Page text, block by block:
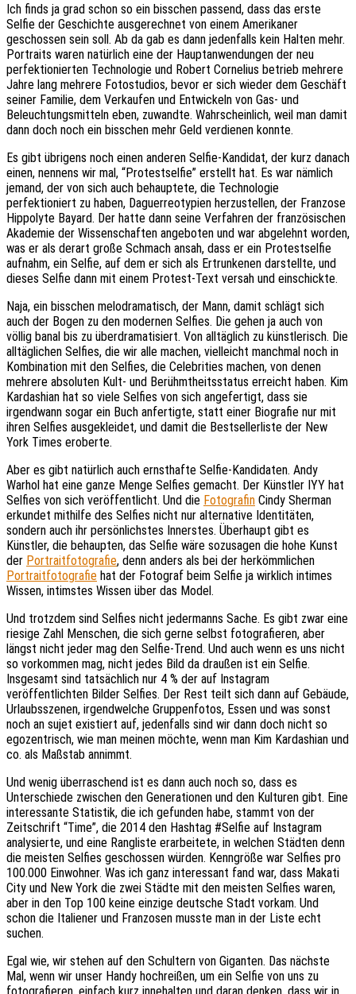
Ich finds ja grad schon so ein bisschen passend, dass das erste
Selfie der Geschichte ausgerechnet von einem Amerikaner
geschossen sein soll. Ab da gab es dann jedenfalls kein Halten mehr.
Portraits waren natürlich eine der Hauptanwendungen der neu
perfektionierten Technologie und Robert Cornelius betrieb mehrere
Jahre lang mehrere Fotostudios, bevor er sich wieder dem Geschäft
seiner Familie, dem Verkaufen und Entwickeln von Gas- und
Beleuchtungsmitteln eben, zuwandte. Wahrscheinlich, weil man damit
dann doch noch ein bisschen mehr Geld verdienen konnte.
Es gibt übrigens noch einen anderen Selfie-Kandidat, der kurz danach
einen, nennens wir mal, “Protestselfie” erstellt hat. Es war nämlich
jemand, der von sich auch behauptete, die Technologie
perfektioniert zu haben, Daguerreotypien herzustellen, der Franzose
Hippolyte Bayard. Der hatte dann seine Verfahren der französischen
Akademie der Wissenschaften angeboten und war abgelehnt worden,
was er als derart große Schmach ansah, dass er ein Protestselfie
aufnahm, ein Selfie, auf dem er sich als Ertrunkenen darstellte, und
dieses Selfie dann mit einem Protest-Text versah und einschickte.
Naja, ein bisschen melodramatisch, der Mann, damit schlägt sich
auch der Bogen zu den modernen Selfies. Die gehen ja auch von
völlig banal bis zu überdramatisiert. Von alltäglich zu künstlerisch. Die
alltäglichen Selfies, die wir alle machen, vielleicht manchmal noch in
Kombination mit den Selfies, die Celebrities machen, von denen
mehrere absoluten Kult- und Berühmtheitsstatus erreicht haben. Kim
Kardashian hat so viele Selfies von sich angefertigt, dass sie
irgendwann sogar ein Buch anfertigte, statt einer Biografie nur mit
ihren Selfies ausgekleidet, und damit die Bestsellerliste der New
York Times eroberte.
Aber es gibt natürlich auch ernsthafte Selfie-Kandidaten. Andy
Warhol hat eine ganze Menge Selfies gemacht. Der Künstler IYY hat
Selfies von sich veröffentlicht. Und die Fotografin Cindy Sherman
erkundet mithilfe des Selfies nicht nur alternative Identitäten,
sondern auch ihr persönlichstes Innerstes. Überhaupt gibt es
Künstler, die behaupten, das Selfie wäre sozusagen die hohe Kunst
der Portraitfotografie, denn anders als bei der herkömmlichen
Portraitfotografie hat der Fotograf beim Selfie ja wirklich intimes
Wissen, intimstes Wissen über das Model.
Und trotzdem sind Selfies nicht jedermanns Sache. Es gibt zwar eine
riesige Zahl Menschen, die sich gerne selbst fotografieren, aber
längst nicht jeder mag den Selfie-Trend. Und auch wenn es uns nicht
so vorkommen mag, nicht jedes Bild da draußen ist ein Selfie.
Insgesamt sind tatsächlich nur 4 % der auf Instagram
veröffentlichten Bilder Selfies. Der Rest teilt sich dann auf Gebäude,
Urlaubsszenen, irgendwelche Gruppenfotos, Essen und was sonst
noch an sujet existiert auf, jedenfalls sind wir dann doch nicht so
egozentrisch, wie man meinen möchte, wenn man Kim Kardashian und
co. als Maßstab annimmt.
Und wenig überraschend ist es dann auch noch so, dass es
Unterschiede zwischen den Generationen und den Kulturen gibt. Eine
interessante Statistik, die ich gefunden habe, stammt von der
Zeitschrift “Time”, die 2014 den Hashtag #Selfie auf Instagram
analysierte, und eine Rangliste erarbeitete, in welchen Städten denn
die meisten Selfies geschossen würden. Kenngröße war Selfies pro
100.000 Einwohner. Was ich ganz interessant fand war, dass Makati
City und New York die zwei Städte mit den meisten Selfies waren,
aber in den Top 100 keine einzige deutsche Stadt vorkam. Und
schon die Italiener und Franzosen musste man in der Liste echt
suchen.
Egal wie, wir stehen auf den Schultern von Giganten. Das nächste
Mal, wenn wir unser Handy hochreißen, um ein Selfie von uns zu